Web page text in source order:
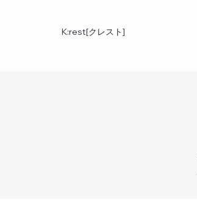
K:rest[クレスト]